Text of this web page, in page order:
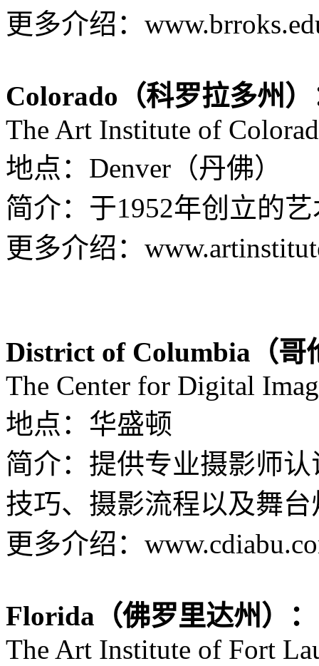
更多介绍：
Colorado（科罗拉多州）
The Art Institute of
地点：Denver（丹佛）
简介：于1952年创立的
更多介绍：
District of Columbia（哥
The Center for Digital
地点：华盛顿
简介：提供专业摄影师
技巧、摄影流程以及舞
更多介绍：
Florida（佛罗里达州）：
The Art Institute of Fort